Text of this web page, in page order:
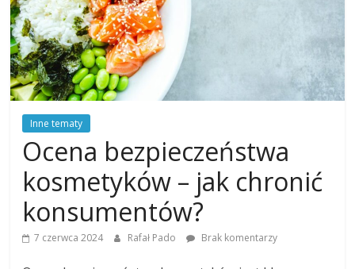
Inne tematy
Ocena bezpieczeństwa
kosmetyków – jak chronić
konsumentów?
7 czerwca 2024 Rafał Pado Brak komentarzy